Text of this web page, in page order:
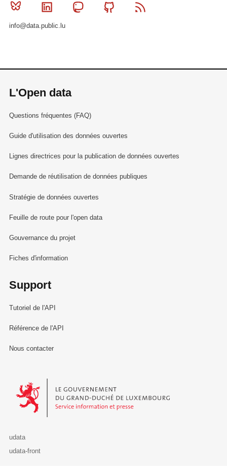
Bluesky Linkedin MastodonGithub
info@data.public.lu
L'Open data
Questions fréquentes (FAQ)
Guide d'utilisation des données ouvertes
Lignes directrices pour la publication de données ouvertes
Demande de réutilisation de données publiques
Stratégie de données ouvertes
Feuille de route pour l'open data
Gouvernance du projet
Fiches d'information
Support
Tutoriel de l'API
Référence de l'API
Nous contacter
Le Gouvernement du Grand-Duché de Luxembourg - Service
udata
udata-front